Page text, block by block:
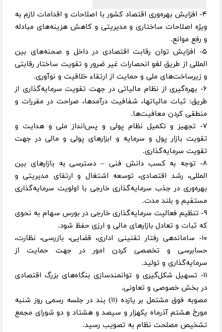
۴- افزایش بهره‌وری اقتصاد کشور با اصلاحات و اقدامات لازم به
ویژه اصلاحات ساختاری و مدیریتی و کاهش هزینه‌های مبادله
و رفع موانع.
۵- افزایش توان رقابت اقتصادی در داخل و صحنه‌های بین
المللی از طریق لغو انحصارات غیر ضرور و تقویت ساختار رقابتی
و زیرساخت‌های ملی و حمایت از ارتقاء خلاقیت و نوآوری.
۶- بهره‌گیری از نظام مالیاتی در جهت تقویت سرمایه‌گذاری از
طریق: ثبات مالیاتها، شفافیت درآمدها، صراحت در مقررات و
منطقی کردن معافیت‌ها.
۷- تجهیز و تکمیل نظام پولی و پس‌انداز ملی و هدایت و
تقویت بازار پول و سرمایه و ابزار‌های پولی و مالی در جهت
تقویت سرمایه‌گذاری.
۸- توجه به کسب دانش فنی – دسترسی به بازار‌های بین
المللی، رشد اقتصادی، توسعه اشتغال و ارتقای مدیریتی و
بهره‌وری در جذب سرمایه‌گذاری خارجی با اولویت سرمایه‌گذاری
مستقیم و بلند مدت.
۹- تنظیم فعالیت سرمایه‌گذاری خارجی در بورس سهام به نحوی
که ثبات و تعادل بازار‌های مالی و ارزی حفظ شود.
۱۰- ساماندهی رفتار تقنینی اداری، قضایی، بازرسی، نظارت،
حسابرسی و تخصصی کردن امور در جهت حمایت از
سرمایه‌گذاری و تولید.
۱۱- تسهیل شکل‌گیری و توانمندسازی بنگاه‌های بزرگ اقتصادی
در بخش خصوصی و تعاونی.
مصوبه فوق مشتمل بر یازده (۱۱) بند در جلسه رسمی روز شنبه
مورخ هشتم آذرماه یکهزار و سیصد و هشتاد و دو شورای مجمع
تشخیص مصلحت نظام به تصویب رسید.